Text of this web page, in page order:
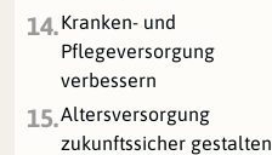
14.Kranken- und
Pflegeversorgung
verbessern
15.Altersversorgung
zukunftssicher gestalten